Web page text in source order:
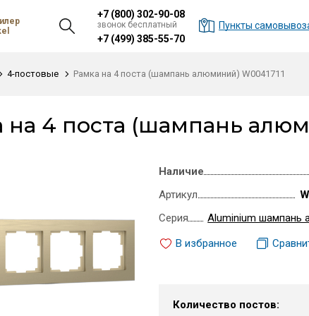
+7 (800) 302-90-08
звонок бесплатный
+7 (499) 385-55-70
Пункты
4-постовые Рамка на 4 поста (шампань алюминий) W0041711
на 4 поста (шампань
Наличие
Артикул
Серия
Aluminium шампань
В избранное
Количество постов: